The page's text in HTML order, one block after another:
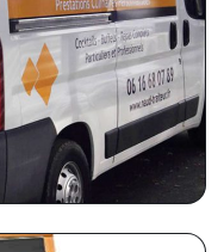
utilitaire